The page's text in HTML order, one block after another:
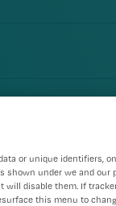
or unique identifiers,
shown under we and our
will disable them. If
this menu to